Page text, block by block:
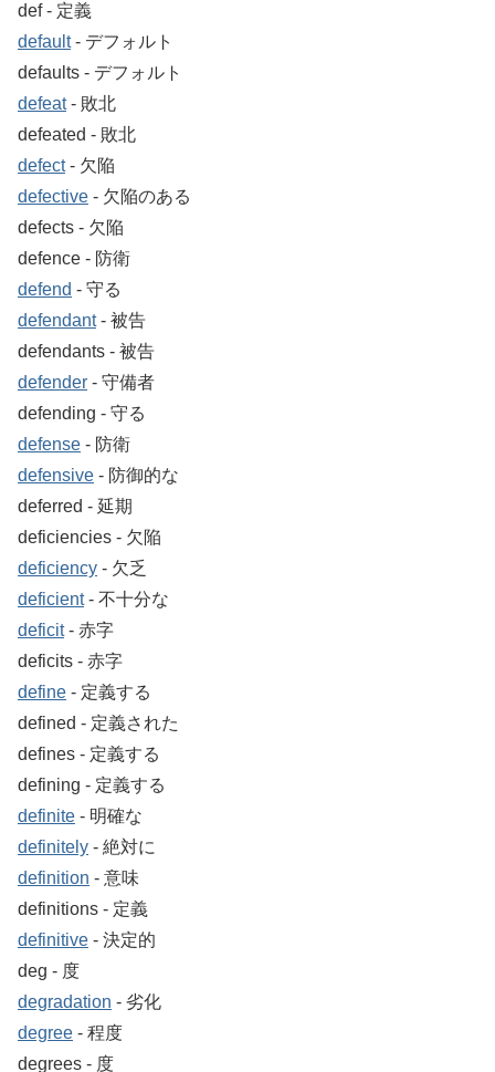
def ‐ 定義
default‐ デフォルト
defaults ‐ デフォルト
defeat‐ 敗北
defeated ‐ 敗北
defect‐ 欠陥
defective ‐ 欠陥のある
defects ‐ 欠陥
defence ‐ 防衛
defend ‐ 守る
defendant‐ 被告
defendants ‐ 被告
defender ‐ 守備者
defending ‐ 守る
defense ‐ 防衛
defensive ‐ 防御的な
deferred ‐ 延期
deficiencies ‐ 欠陥
deficiency ‐ 欠乏
deficient‐ 不十分な
deficit‐ 赤字
deficits ‐ 赤字
define ‐ 定義する
defined ‐ 定義された
defines ‐ 定義する
defining ‐ 定義する
definite ‐ 明確な
definitely ‐ 絶対に
definition ‐ 意味
definitions ‐ 定義
definitive ‐ 決定的
deg ‐ 度
degradation ‐ 劣化
degree ‐ 程度
degrees ‐ 度